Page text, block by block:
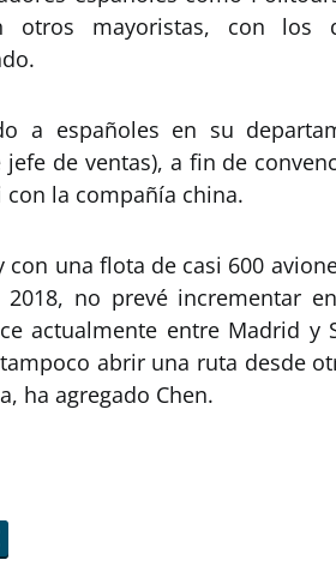
otros mayoristas, con los
a españoles en su
de ventas), a fin de
con la compañía china.
con una flota de casi 600
no prevé incrementar
actualmente entre Madrid y
abrir una ruta desde
ha agregado Chen.